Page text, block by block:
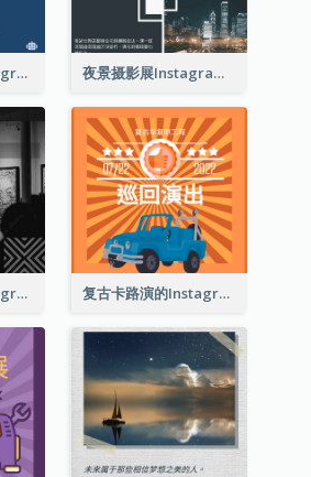
技术发展会议Instagram帖子 夜景摄影展Instagram贴子
巴塞尔艺术展Instagram帖子 复古卡路演的Instagram帖子